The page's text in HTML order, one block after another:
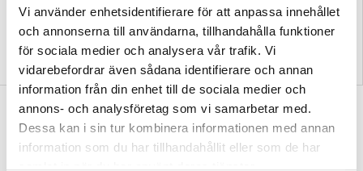
Vi använder enhetsidentifierare för att anpassa innehållet
och annonserna till användarna, tillhandahålla funktioner
för sociala medier och analysera vår trafik. Vi
vidarebefordrar även sådana identifierare och annan
information från din enhet till de sociala medier och
annons- och analysföretag som vi samarbetar med.
Dessa kan i sin tur kombinera informationen med annan
information som du har tillhandahållit eller som de har
samlat in när du har använt deras tjänster.
Lärarna svetsar samman
slöjd till ett ämne
Hennes färgkodade slöjdsal
förenklar för alla
Därför får tjejer mycket högre betyg
än killar i bild
BETYG